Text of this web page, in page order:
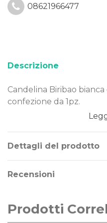
08621966477
Descrizione
Candelina Biribao
confezione da 1pz.
Tema/Colore: numeri
Confezione da: 1pz
Dettagli del prodotto
Recensioni
Prodotti